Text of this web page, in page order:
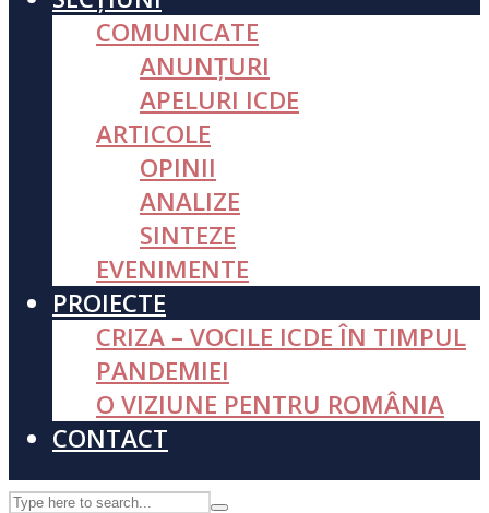
COMUNICATE
ANUNȚURI
APELURI ICDE
ARTICOLE
OPINII
ANALIZE
SINTEZE
EVENIMENTE
PROIECTE
CRIZA – VOCILE ICDE ÎN TIMPUL
PANDEMIEI
O VIZIUNE PENTRU ROMÂNIA
CONTACT